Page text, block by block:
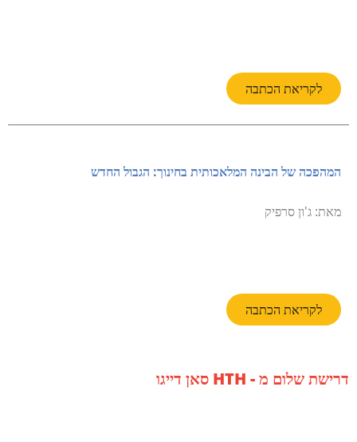
לקריאת הכתבה
המהפכה של הבינה המלאכותית בחינוך: הגבול החדש
מאת: ג'ון סרפיק
לקריאת הכתבה
דרישת שלום מ - HTH סאן דייגו